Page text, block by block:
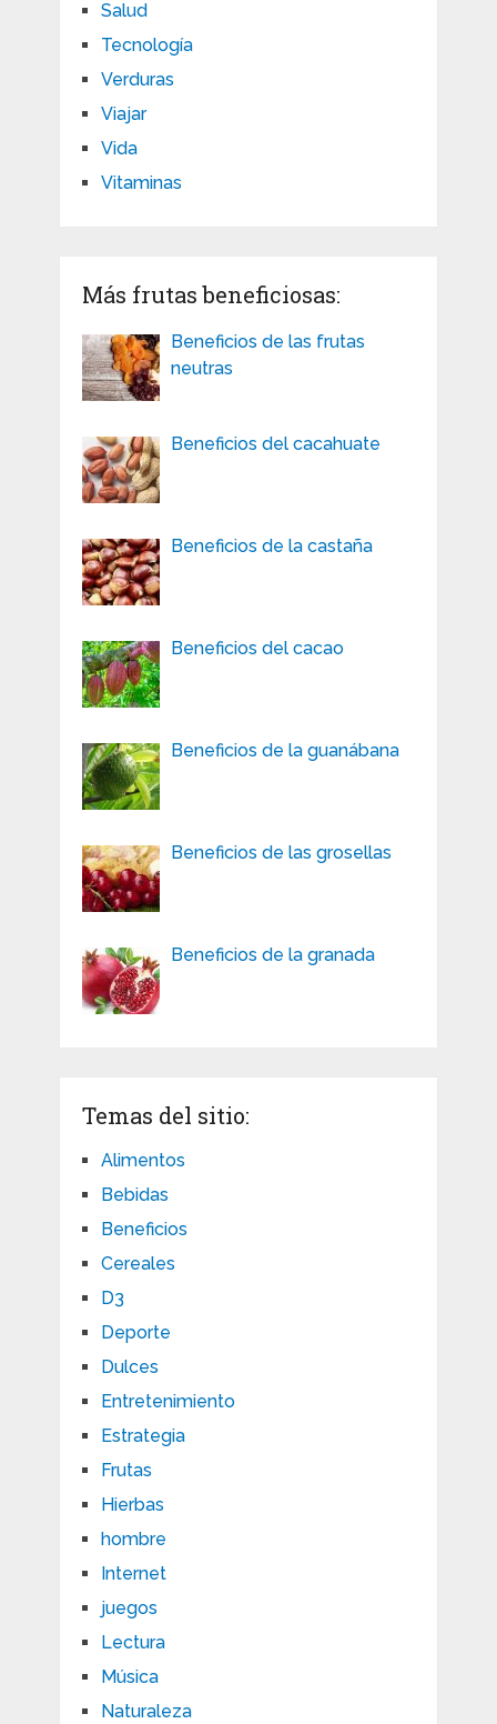
Salud
Tecnología
Verduras
Viajar
Vida
Vitaminas
Más frutas beneficiosas:
Beneficios de las frutas
neutras
Beneficios del cacahuate
Beneficios de la castaña
Beneficios del cacao
Beneficios de la guanábana
Beneficios de las grosellas
Beneficios de la granada
Temas del sitio:
Alimentos
Bebidas
Beneficios
Cereales
D3
Deporte
Dulces
Entretenimiento
Estrategia
Frutas
Hierbas
hombre
Internet
juegos
Lectura
Música
Naturaleza